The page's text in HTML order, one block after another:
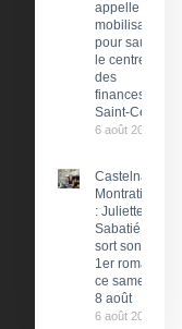
appelle à la
mobilisation
pour sauver
le centre
des
finances de
Saint-Céré
6 août 2026
Castelnau-
Montratier
: Juliette
Sabatié
sort son
1er roman
ce samedi
8 août
6 août 2026